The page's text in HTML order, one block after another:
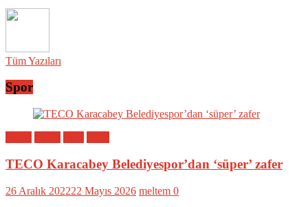
Tüm Yazıları
Spor
TECO Karacabey Belediyespor’dan ‘süper’ zafer
26 Aralık 202222 Mayıs 2026 meltem 0